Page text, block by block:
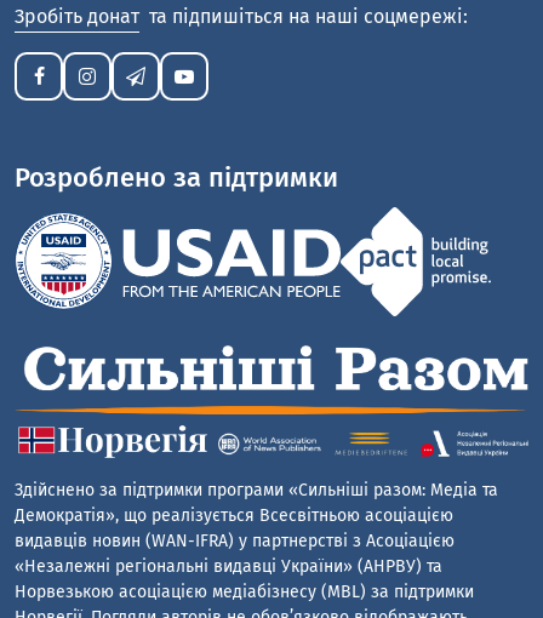
Зробіть донат та підпишіться на наші соцмережі:
Розроблено за підтримки
Здійснено за підтримки програми «Сильніші разом: Медіа та
Демократія», що реалізується Всесвітньою асоціацією
видавців новин (WAN-IFRA) у партнерстві з Асоціацією
«Незалежні регіональні видавці України» (АНРВУ) та
Норвезькою асоціацією медіабізнесу (MBL) за підтримки